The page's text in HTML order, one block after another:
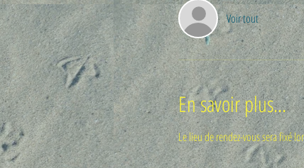
Voir tout
En savoir plus...
Le lieu de rendez-vous sera fixé